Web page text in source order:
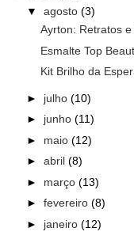
▼ agosto (3)
Ayrton: Retratos
Esmalte Top
Kit Brilho da
► julho (10)
► junho (11)
► maio (12)
► abril (8)
► março (13)
► fevereiro (8)
► janeiro (12)